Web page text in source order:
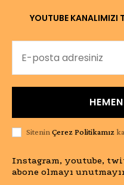
YOUTUBE KANALIMIZI
Sitenin Çerez Politikamız
Instagram, youtube,
abone olmayı